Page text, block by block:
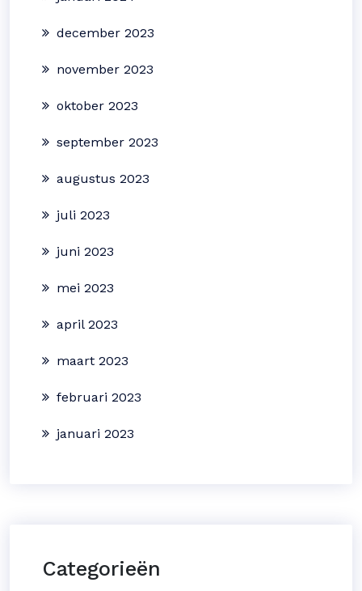
december 2023
november 2023
oktober 2023
september 2023
augustus 2023
juli 2023
juni 2023
mei 2023
april 2023
maart 2023
februari 2023
januari 2023
Categorieën